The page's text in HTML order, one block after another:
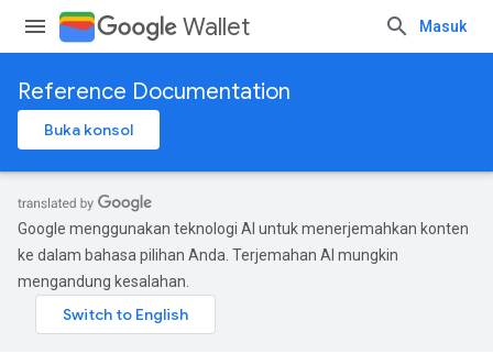
Wallet Masuk
Reference Documentation
Buka konsol
Google menggunakan teknologi AI untuk menerjemahkan konten
ke dalam bahasa pilihan Anda. Terjemahan AI mungkin
mengandung kesalahan.